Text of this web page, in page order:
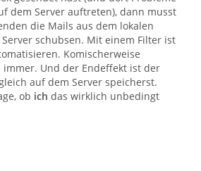
dem Server auftreten), dann musst
die Mails aus dem lokalen
schubsen. Mit einem Filter ist
Komischerweise
Und der Endeffekt ist der
auf dem Server speicherst.
ob ich das wirklich unbedingt